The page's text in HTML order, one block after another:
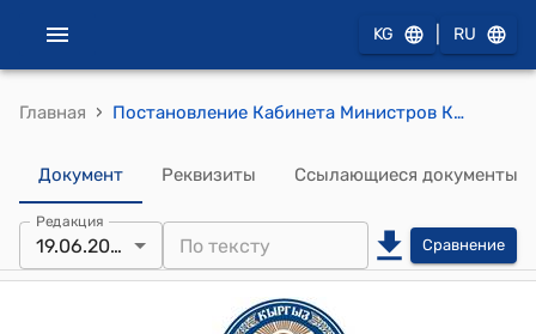
KG RU
Главная › Постановление Кабинета Министров КР от 20 мая 2022 года № 258 "Об утверждении Основных направлений развития железнодорожного транспорта Кыргызской Республики на 2022-2026 годы"
Документ Реквизиты Ссылающиеся документы
Редакция
19.06.2025 Сравнение